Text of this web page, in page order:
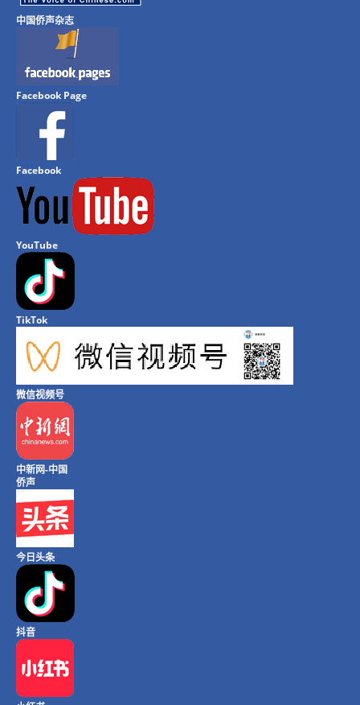
中国侨声杂志
Facebook Page
Facebook
YouTube
TikTok
微信视频号
中新网-中国
侨声
今日头条
抖音